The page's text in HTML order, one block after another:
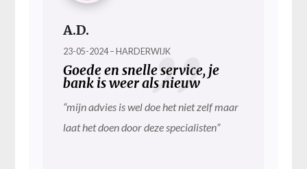
A.D.
23-05-2024 – HARDERWIJK
Goede en snelle service, je
bank is weer als nieuw
“mijn advies is wel doe het niet zelf maar
laat het doen door deze specialisten”